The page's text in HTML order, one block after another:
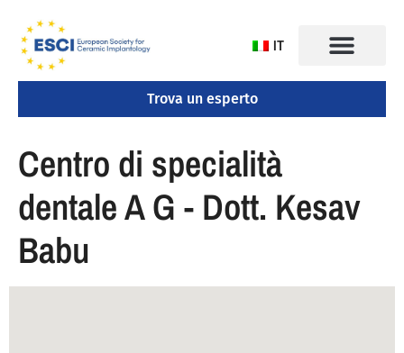
IT
Trova un esperto
Centro di specialità
dentale A G - Dott. Kesav
Babu